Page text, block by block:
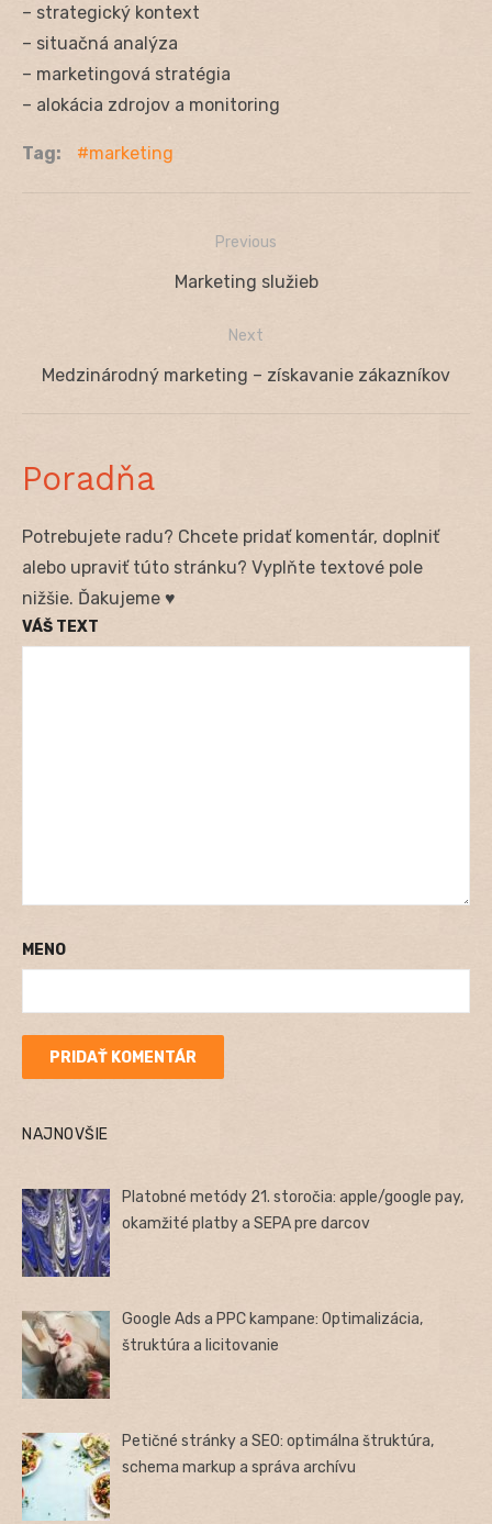
– strategický kontext
– situačná analýza
– marketingová stratégia
– alokácia zdrojov a monitoring
Tag: marketing
Previous
Previous
Marketing služieb
Next
Next
Medzinárodný marketing – získavanie zákazníkov
Poradňa
Potrebujete radu? Chcete pridať komentár, doplniť
alebo upraviť túto stránku? Vyplňte textové pole
nižšie. Ďakujeme ♥
VÁŠ TEXT
MENO
NAJNOVŠIE
Platobné metódy 21. storočia: apple/google pay,
okamžité platby a SEPA pre darcov
Google Ads a PPC kampane: Optimalizácia,
štruktúra a licitovanie
Petičné stránky a SEO: optimálna štruktúra,
schema markup a správa archívu